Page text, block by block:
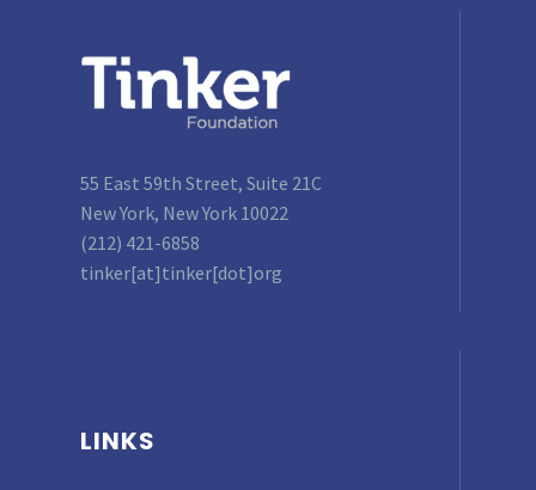
55 East 59th Street, Suite 21C
New York, New York 10022
(212) 421-6858
tinker[at]tinker[dot]org
LINKS